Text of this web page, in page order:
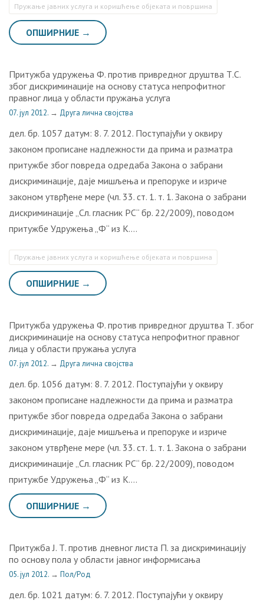
Пружање јавних услуга и коришћење објеката и површина
ОПШИРНИЈЕ →
Притужба удружења Ф. против привредног друштва Т.С.
због дискриминације на основу статуса непрофитног
правног лица у области пружања услуга
07. јул 2012. → Друга лична својства
дел. бр. 1057 датум: 8. 7. 2012. Поступајући у оквиру
законом прописане надлежности да прима и разматра
притужбе због повреда одредаба Закона о забрани
дискриминације, даје мишљења и препоруке и изриче
законом утврђене мере (чл. 33. ст. 1. т. 1. Закона о забрани
дискриминације „Сл. гласник РС“ бр. 22/2009), поводом
притужбе Удружења „Ф“ из К….
Пружање јавних услуга и коришћење објеката и површина
ОПШИРНИЈЕ →
Притужба удружења Ф. против привредног друштва Т. због
дискриминације на основу статуса непрофитног правног
лица у области пружања услуга
07. јул 2012. → Друга лична својства
дел. бр. 1056 датум: 8. 7. 2012. Поступајући у оквиру
законом прописане надлежности да прима и разматра
притужбе због повреда одредаба Закона о забрани
дискриминације, даје мишљења и препоруке и изриче
законом утврђене мере (чл. 33. ст. 1. т. 1. Закона о забрани
дискриминације „Сл. гласник РС“ бр. 22/2009), поводом
притужбе Удружења „Ф“ из К….
ОПШИРНИЈЕ →
Притужба Ј. Т. против дневног листа П. за дискриминацију
по основу пола у области јавног информисања
05. јул 2012. → Пол/Род
дел. бр. 1021 датум: 6. 7. 2012. Поступајући у оквиру